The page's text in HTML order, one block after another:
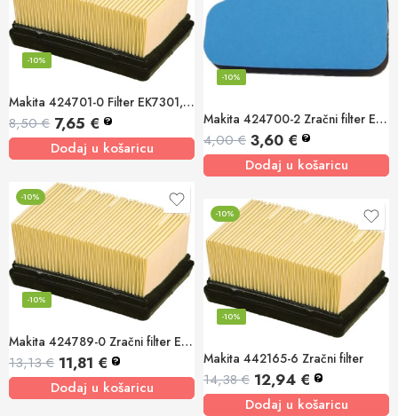
Makita 424700-2 Zračni filter EK7301,EK8100
-10%
4,00€ 3,60 € ?
Dodaj u košaricu
Makita 424701-0 Filter EK7301, EK8100
-10%
8,50€ 7,65 € ?
Dodaj u košaricu
-10%
Makita 424789-0 Zračni filter EK6100,EK6101
-10%
13,13€ 11,81 € ?
Dodaj u košaricu
-10%
Makita 442165-6 Zračni filter
-10%
14,38€ 12,94 € ?
Dodaj u košaricu